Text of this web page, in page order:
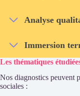
Analyse
Immersion
Les thématiques
Nos diagnostics peuvent
sociales :